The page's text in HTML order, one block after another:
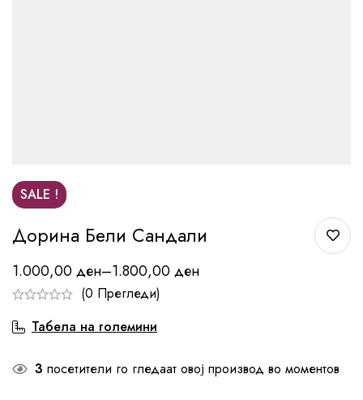
SALE !
Дорина Бели Сандали
1.000,00ден–1.800,00ден
(0 Прегледи)
Табела на големини
3 посетители го гледаат овој производ во моментов